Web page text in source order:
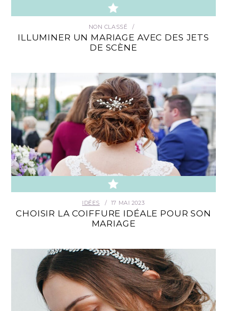
NON CLASSÉ
ILLUMINER UN MARIAGE AVEC DES JETS
DE SCÈNE
IDÉES 17 MAI 2023
CHOISIR LA COIFFURE IDÉALE POUR SON
MARIAGE